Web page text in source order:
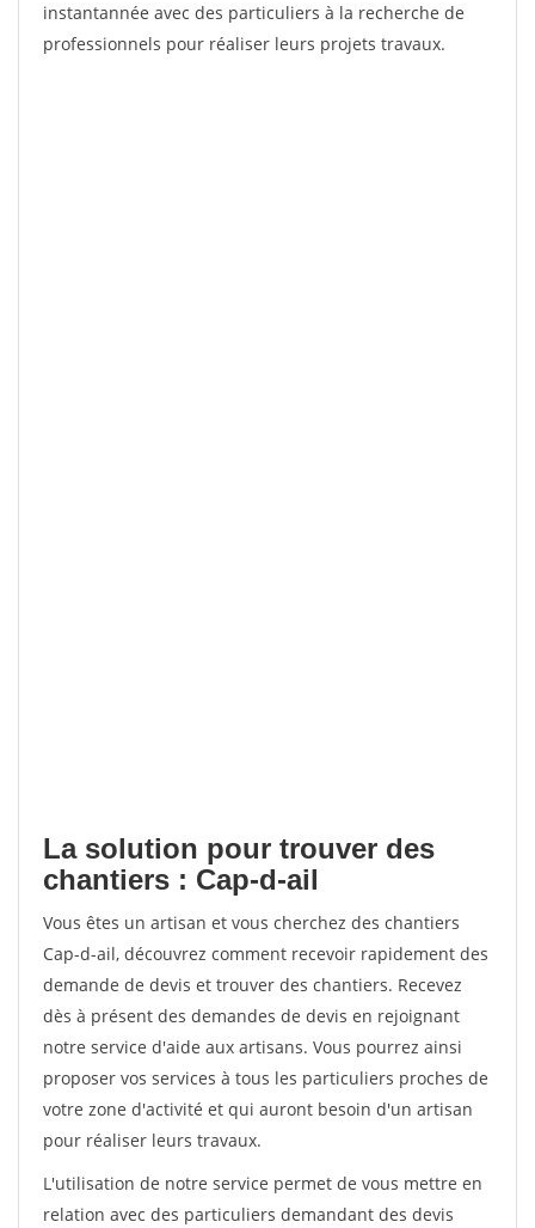
instantannée avec des particuliers à la recherche de
professionnels pour réaliser leurs projets travaux.
La solution pour trouver des
chantiers : Cap-d-ail
Vous êtes un artisan et vous cherchez des chantiers
Cap-d-ail, découvrez comment recevoir rapidement des
demande de devis et trouver des chantiers. Recevez
dès à présent des demandes de devis en rejoignant
notre service d'aide aux artisans. Vous pourrez ainsi
proposer vos services à tous les particuliers proches de
votre zone d'activité et qui auront besoin d'un artisan
pour réaliser leurs travaux.
L'utilisation de notre service permet de vous mettre en
relation avec des particuliers demandant des devis